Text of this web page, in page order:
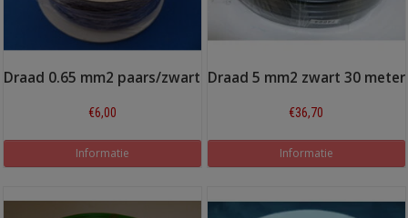
Draad 0.65 mm2 paars/zwart
€6,00
Informatie
Draad 5 mm2 zwart 30 meter
€36,70
Informatie